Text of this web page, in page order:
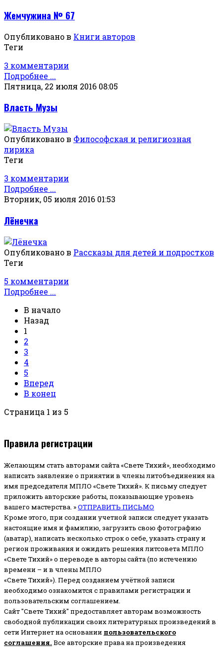
Жемчужина № 67
Опубликовано в Книги авторов
Теги
3 комментарии
Подробнее ...
Пятница, 22 июля 2016 08:05
Власть Музы
Опубликовано в Философская и религиозная
лирика
Теги
3 комментарии
Подробнее ...
Вторник, 05 июля 2016 01:53
Лёнечка
Опубликовано в Рассказы для детей и подростков
Теги
5 комментарии
Подробнее ...
В начало
Назад
1
2
3
4
5
Вперед
В конец
Страница 1 из 5
Правила регистрации
Желающим стать авторами сайта «Свете Тихий», необходимо
написать заявление о принятии в члены литобъединения на
имя председателя МПЛО «Свете Тихий». К письму следует
приложить авторские работы, показывающие уровень
вашего мастерства. »ОТПРАВИТЬ ПИСЬМО
Кроме этого, при создании учетной записи следует указать
настоящие имя и фамилию, загрузить свою фотографию
(аватар), написать несколько строк о себе, указать страну и
регион проживания и ожидать решения литсовета МПЛО
«Свете Тихий» о переводе в авторы сайта (по истечению
времени – и в члены МПЛО
«Свете Тихий»). Перед созданием учётной записи
необходимо ознакомится с правилами регистрации и
пользовательским соглашением.
Сайт "Свете Тихий" предоставляет авторам возможность
свободной публикации своих литературных произведений в
сети Интернет на основании пользовательского
соглашения. Все авторские права на произведения